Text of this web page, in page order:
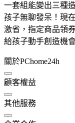
一套組能變出三種
孩子無聊發呆！現
激省，指定商品領
給孩子動手創造機會
關於PChome24h
顧客權益
其他服務